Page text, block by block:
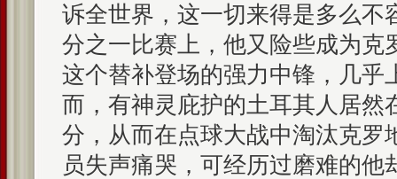
诉全世界，这一切来得是多么不
分之一比赛上，他又险些成为克
这个替补登场的强力中锋，几乎
而，有神灵庇护的土耳其人居然
分，从而在点球大战中淘汰克罗
员失声痛哭，可经历过磨难的他